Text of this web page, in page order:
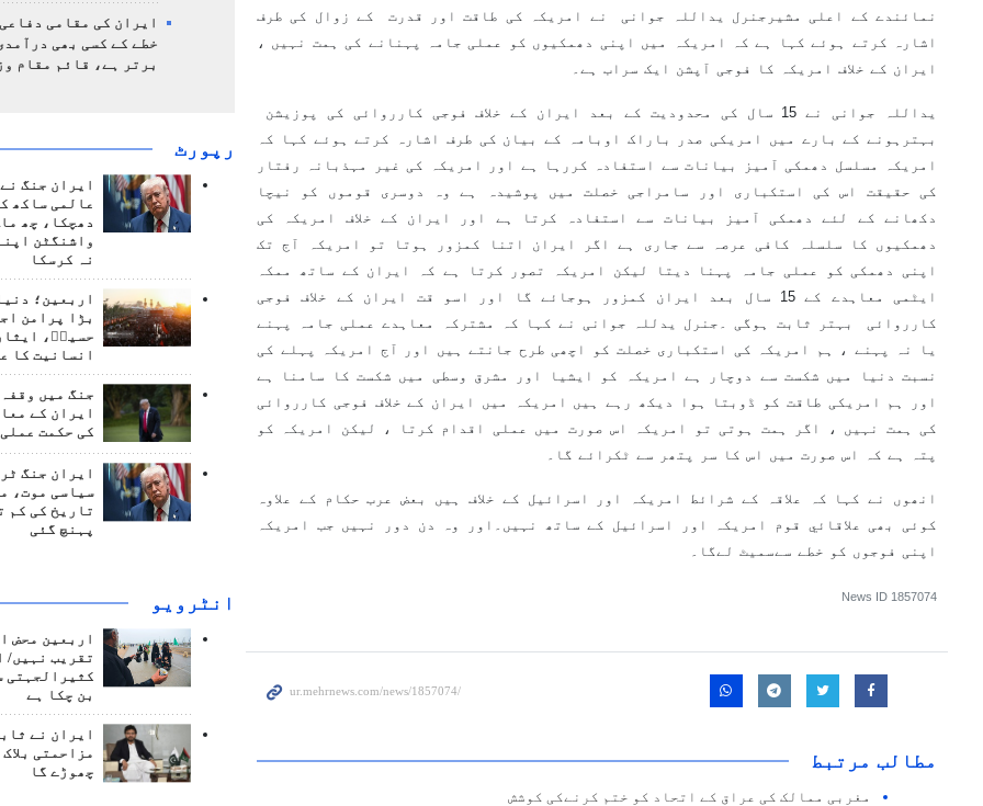
نمائندے کے اعلی مشیرجنرل یداللہ جوانی نے امریکہ کی طاقت اور قدرت کے زوال کی طرف
اشارہ کرتے ہوئے کہا ہے کہ امریکہ میں اپنی دھمکیوں کو عملی جامہ پہنانے کی ہمت نہیں ،
ایران کے خلاف امریکہ کا فوجی آپشن ایک سراب ہے۔
یداللہ جوانی نے 15 سال کی محدودیت کے بعد ایران کے خلاف فوجی کارروائی کی پوزیشن
بہترہونے کے بارے میں امریکی صدر باراک اوبامہ کے بیان کی طرف اشارہ کرتے ہوئے کہا کہ
امریکہ مسلسل دھمکی آمیز بیانات سے استفادہ کررہا ہے اور امریکہ کی غیر مہذبانہ رفتار
کی حقیقت اس کی استکباری اور سامراجی خصلت میں پوشیدہ ہے وہ دوسری قوموں کو نیچا
دکھانے کے لئے دھمکی آمیز بیانات سے استفادہ کرتا ہے اور ایران کے خلاف امریکہ کی
دھمکیوں کا سلسلہ کافی عرصہ سے جاری ہے اگر ایران اتنا کمزور ہوتا تو امریکہ آج تک
اپنی دھمکی کو عملی جامہ پہنا دیتا لیکن امریکہ تصور کرتا ہے کہ ایران کے ساتھ ممکہ
ایٹمی معاہدے کے 15 سال بعد ایران کمزور ہوجائے گا اور اسو قت ایران کے خلاف فوجی
کارروائی بہتر ثابت ہوگی ۔جنرل یدللہ جوانی نے کہا کہ مشترکہ معاہدے عملی جامہ پہنے
یا نہ پہنے ، ہم امریکہ کی استکباری خصلت کو اچھی طرح جانتے ہیں اور آج امریکہ پہلے کی
نسبت دنیا میں شکست سے دوچار ہے امریکہ کو ایشیا اور مشرق وسطی میں شکست کا سامنا ہے
اور ہم امریکی طاقت کو ڈوبتا ہوا دیکھ رہے ہیں امریکہ میں ایران کے خلاف فوجی کارروائی
کی ہمت نہیں ، اگر ہمت ہوتی تو امریکہ اس صورت میں عملی اقدام کرتا ، لیکن امریکہ کو
پتہ ہے کہ اس صورت میں اس کا سر پتھر سے ٹکرائے گا۔
انھوں نے کہا کہ علاقہ کے شرائط امریکہ اور اسرائیل کے خلاف ہیں بعض عرب حکام کے علاوہ
کوئی بھی علاقائي قوم امریکہ اور اسرائیل کے ساتھ نہیں۔اور وہ دن دور نہیں جب امریکہ
اپنی فوجوں کو خطے سےسمیٹ لےگا۔
News ID 1857074
مطالب مرتبط
مغربی ممالک کی عراق کے اتحاد کو ختم کرنےکی کوشش
ایران کی مقامی
خطے کے کسی بھی
برتر ہے، قائم مقام
رپورٹ
ایران جنگ
عالمی ساکھ
دھچکا، چھ
واشنگٹن
نہ کرسکا
اربعین؛
بڑا پرامن
حسینؑ،
انسانیت کا
جنگ میں
ایران کے
کی حکمت
ایران جنگ
سیاسی موت،
تاریخ کی کم
پہنچ گئی
انٹرويو
اربعین محض
تقریب نہیں/
کثیرالجہتی
بن چکا ہے
ایران نے
مزاحمتی
چھوڑے گا